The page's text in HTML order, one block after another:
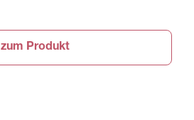
zum Produkt